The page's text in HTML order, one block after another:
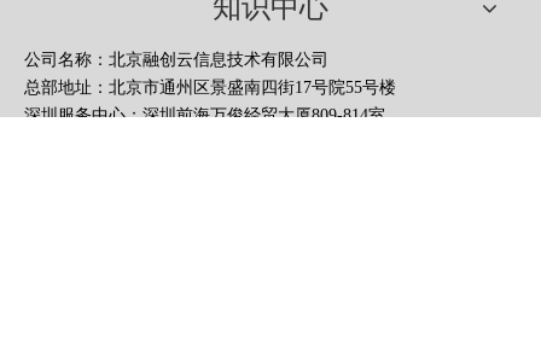
知识中心
公司名称：北京融创云信息技术有限公司
总部地址：北京市通州区景盛南四街17号院55号楼
深圳服务中心：深圳前海万俊经贸大厦809-814室